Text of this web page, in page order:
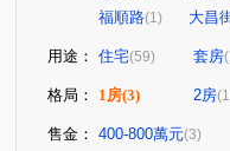
福順路(1) 大昌
用途： 住宅(59) 套房
格局： 1房(3) 2房
售金： 400-800萬元(3)